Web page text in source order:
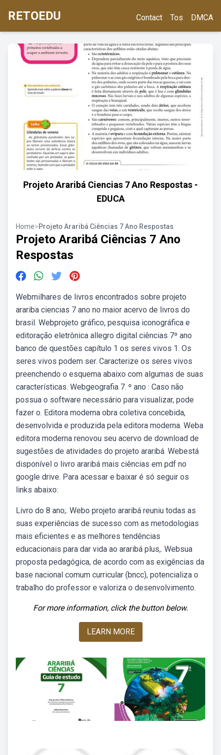
RETOEDU Contact Tos DMCA
Projeto Araribá Ciencias 7 Ano Respostas -
EDUCA
Home>Projeto Araribá Ciências 7 Ano Respostas
Projeto Araribá Ciências 7 Ano
Respostas
Webmilhares de livros encontrados sobre projeto
arariba ciencias 7 ano no maior acervo de livros do
brasil. Webprojeto gráfico, pesquisa iconográfica e
editoração eletrônica allegro digital ciências 7º ano
banco de questões capítulo 1 os seres vivos 1. Os
seres vivos podem ser. Caracterize os seres vivos
preenchendo o esquema abaixo com algumas de suas
características. Webgeografia 7. º ano : Caso não
possua o software necessário para visualizar, pode
fazer o. Editora moderna obra coletiva concebida,
desenvolvida e produzida pela editora moderna. Weba
editora moderna renovou seu acervo de download de
sugestões de atividades do projeto araribá. Webestá
disponível o livro araribá mais ciências em pdf no
google drive. Para acessar e baixar é só seguir os
links abaixo:
Livro do 8 ano;. Webo projeto araribá reuniu todas as
suas experiências de sucesso com as metodologias
mais eficientes e as melhores tendências
educacionais para dar vida ao araribá plus,. Websua
proposta pedagógica, de acordo com as exigências da
base nacional comum curricular (bncc), potencializa o
trabalho do professor e valoriza o desenvolvimento.
For more information, click the button below.
LEARN MORE